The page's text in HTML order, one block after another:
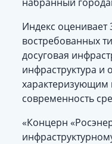
Индекс оценивает
востребованных
досуговая
инфраструктура и
характеризующим
современность
«Концерн